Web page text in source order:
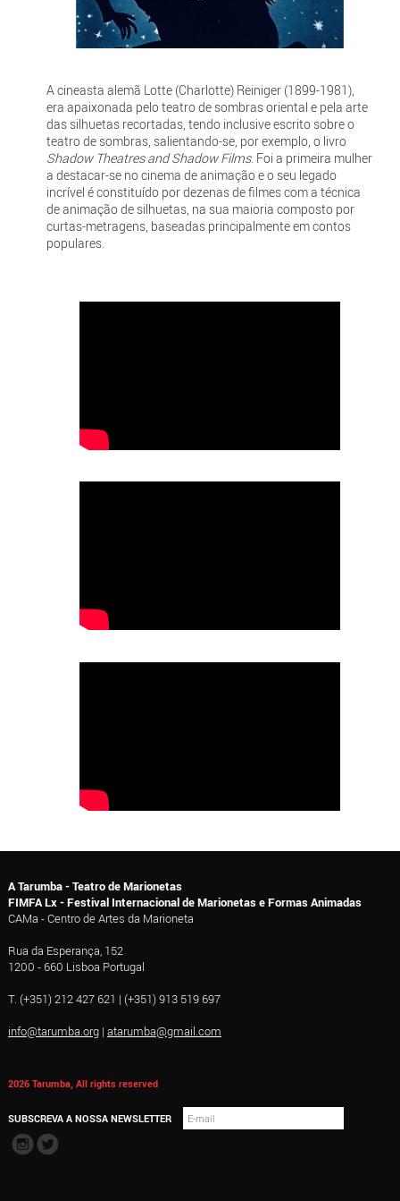
A cineasta alemã Lotte (Charlotte) Reiniger (1899-1981),
era apaixonada pelo teatro de sombras oriental e pela arte
das silhuetas recortadas, tendo inclusive escrito sobre o
teatro de sombras, salientando-se, por exemplo, o livro
Shadow Theatres and Shadow Films. Foi a primeira mulher
a destacar-se no cinema de animação e o seu legado
incrível é constituído por dezenas de filmes com a técnica
de animação de silhuetas, na sua maioria composto por
curtas-metragens, baseadas principalmente em contos
populares.
A Tarumba - Teatro de Marionetas
FIMFA Lx - Festival Internacional de Marionetas e Formas Animadas
CAMa - Centro de Artes da Marioneta
Rua da Esperança, 152
1200 - 660 Lisboa Portugal
T. (+351) 212 427 621 | (+351) 913 519 697
info@tarumba.org| atarumba@gmail.com
2026 Tarumba, All rights reserved
SUBSCREVA A NOSSA NEWSLETTER